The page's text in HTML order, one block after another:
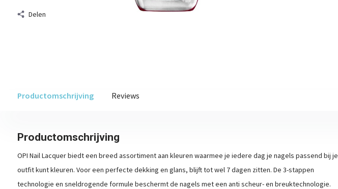
Delen
Productomschrijving Reviews
Productomschrijving
OPI Nail Lacquer biedt een breed assortiment aan kleuren waarmee je iedere dag je nagels passend bij je
outfit kunt kleuren. Voor een perfecte dekking en glans, blijft tot wel 7 dagen zitten. De 3-stappen
technologie en sneldrogende formule beschermt de nagels met een anti scheur- en breuktechnologie.